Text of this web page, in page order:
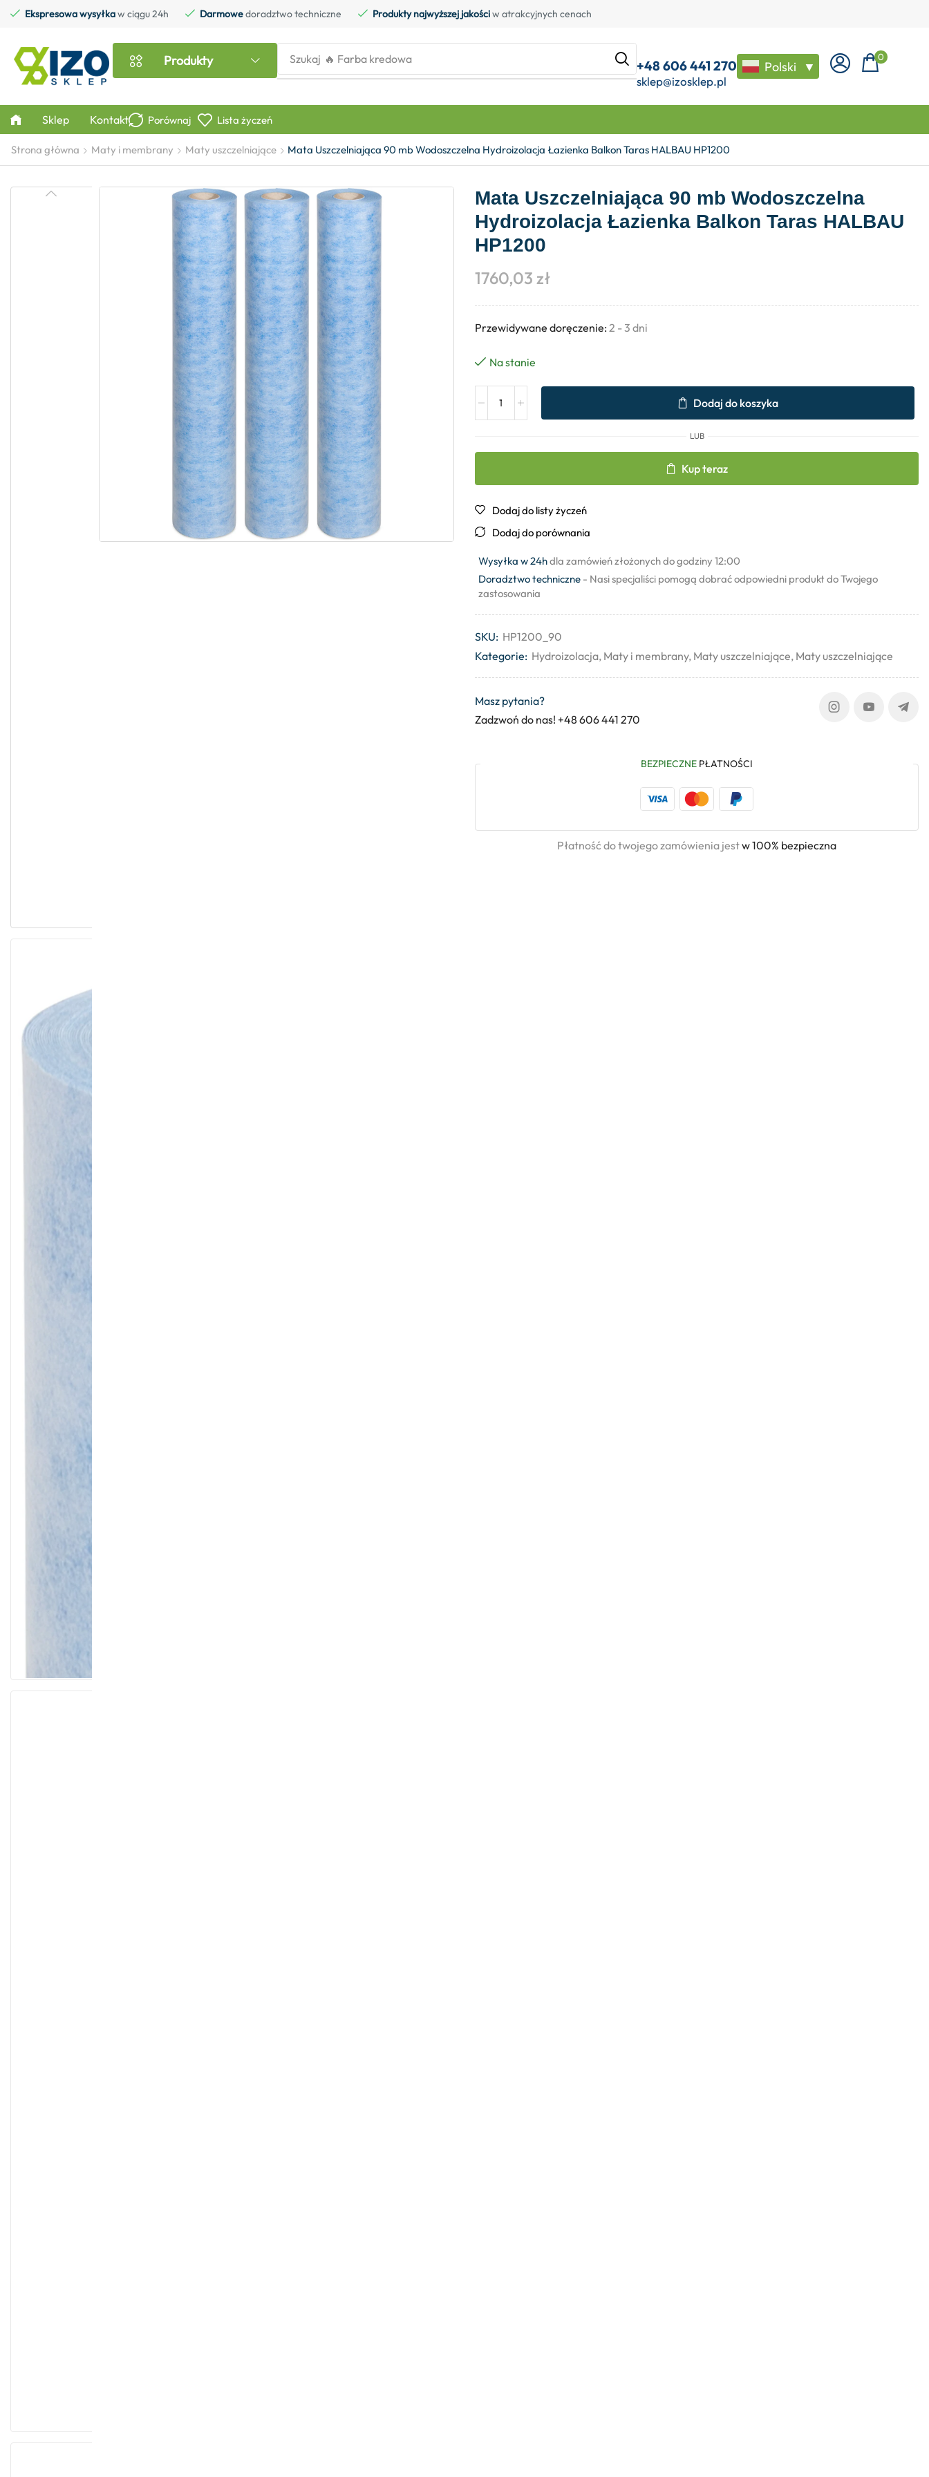
Ekspresowa wysyłkaw ciągu 24h Darmowedoradztwo techniczne Produkty najwyższej jakościw atrakcyjnych cenach
Produkty Szukaj 🔥 Farba kredowa +48 606 441 270
sklep@izosklep.pl
Polski ▼
0
Sklep Kontakt Porównaj Lista życzeń
Strona główna Maty i membrany Maty uszczelniające Mata Uszczelniająca 90 mb Wodoszczelna Hydroizolacja Łazienka Balkon Taras HALBAU HP1200
Mata Uszczelniająca 90 mb Wodoszczelna
Hydroizolacja Łazienka Balkon Taras HALBAU
HP1200
1760,03 zł
Przewidywane doręczenie: 2 - 3 dni
Na stanie
Dodaj do koszyka
LUB
Kup teraz
Dodaj do listy życzeń
Dodaj do porównania
Wysyłka w 24hdla zamówień złożonych do godziny 12:00
Doradztwo techniczne - Nasi specjaliści pomogą dobrać odpowiedni produkt do Twojego
zastosowania
SKU: HP1200_90
Kategorie: Hydroizolacja, Maty i membrany, Maty uszczelniające, Maty uszczelniające
Masz pytania?
Zadzwoń do nas! +48 606 441 270
BEZPIECZNE PŁATNOŚCI
Płatność do twojego zamówienia jestw 100% bezpieczna